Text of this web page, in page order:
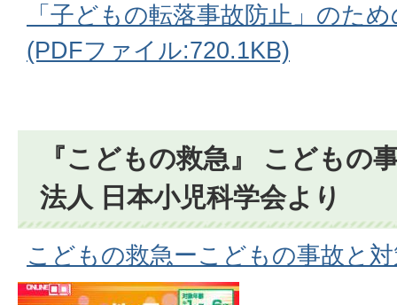
「子どもの転落事故防止」のた
(PDFファイル:720.1KB)
『こどもの救急』 こどもの
法人 日本小児科学会より
こどもの救急ーこどもの事故と